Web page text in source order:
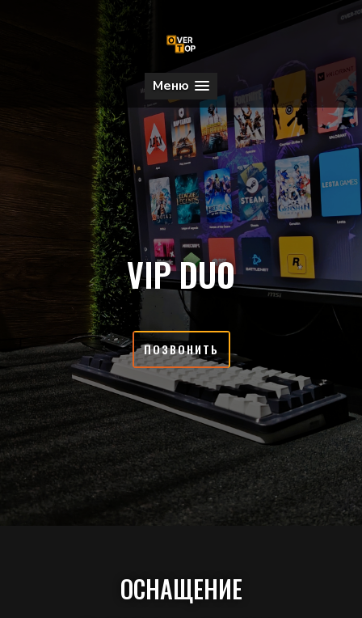
Меню
VIP DUO
ПОЗВОНИТЬ
ОСНАЩЕНИЕ